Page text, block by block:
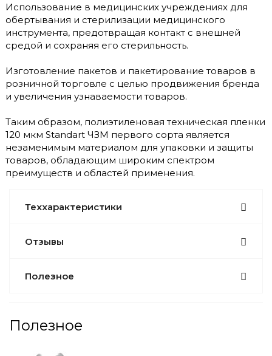
Использование в медицинских учреждениях для
обертывания и стерилизации медицинского
инструмента, предотвращая контакт с внешней
средой и сохраняя его стерильность.
Изготовление пакетов и пакетирование товаров в
розничной торговле с целью продвижения бренда
и увеличения узнаваемости товаров.
Таким образом, полиэтиленовая техническая пленки
120 мкм Standart ЧЗМ первого сорта является
незаменимым материалом для упаковки и защиты
товаров, обладающим широким спектром
преимуществ и областей применения.
Теххарактеристики
Отзывы
Полезное
Полезное